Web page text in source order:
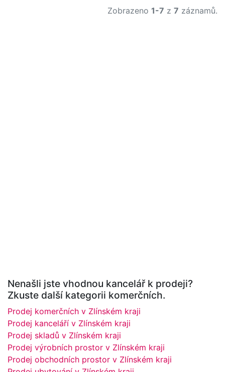
Zobrazeno 1-7 z 7 záznamů.
Nenašli jste vhodnou kancelář k prodeji?
Zkuste další kategorii komerčních.
Prodej komerčních v Zlínském kraji
Prodej kanceláří v Zlínském kraji
Prodej skladů v Zlínském kraji
Prodej výrobních prostor v Zlínském kraji
Prodej obchodních prostor v Zlínském kraji